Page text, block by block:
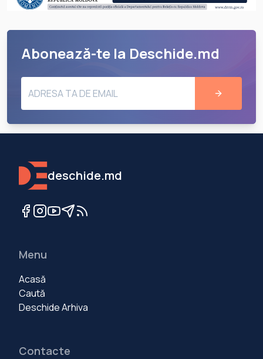
Abonează-te la Deschide.md
deschide.md
Menu
Acasă
Caută
Deschide Arhiva
Contacte